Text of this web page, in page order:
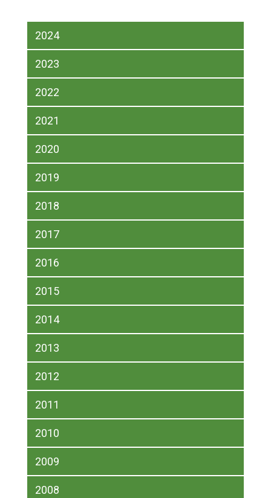
2024
2023
2022
2021
2020
2019
2018
2017
2016
2015
2014
2013
2012
2011
2010
2009
2008